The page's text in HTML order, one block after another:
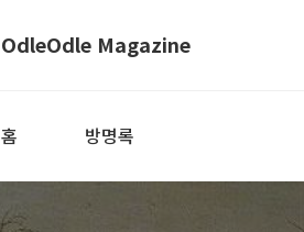
OdleOdle Magazine
홈 방명록